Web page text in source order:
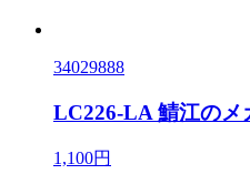
34029888
LC226-LA 鯖江のメ
1,100円